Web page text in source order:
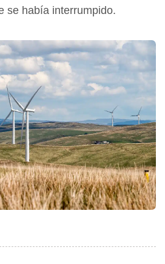
se había interrumpido.